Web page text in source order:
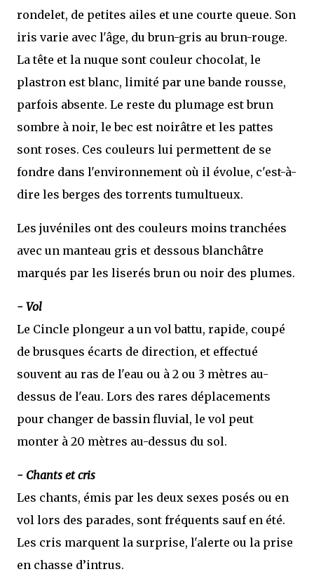
rondelet, de petites ailes et une courte queue. Son
iris varie avec l'âge, du brun-gris au brun-rouge.
La tête et la nuque sont couleur chocolat, le
plastron est blanc, limité par une bande rousse,
parfois absente. Le reste du plumage est brun
sombre à noir, le bec est noirâtre et les pattes
sont roses. Ces couleurs lui permettent de se
fondre dans l'environnement où il évolue, c'est-à-
dire les berges des torrents tumultueux.
Les juvéniles ont des couleurs moins tranchées
avec un manteau gris et dessous blanchâtre
marqués par les liserés brun ou noir des plumes.
- Vol
Le Cincle plongeur a un vol battu, rapide, coupé
de brusques écarts de direction, et effectué
souvent au ras de l'eau ou à 2 ou 3 mètres au-
dessus de l'eau. Lors des rares déplacements
pour changer de bassin fluvial, le vol peut
monter à 20 mètres au-dessus du sol.
- Chants et cris
Les chants, émis par les deux sexes posés ou en
vol lors des parades, sont fréquents sauf en été.
Les cris marquent la surprise, l'alerte ou la prise
en chasse d’intrus.